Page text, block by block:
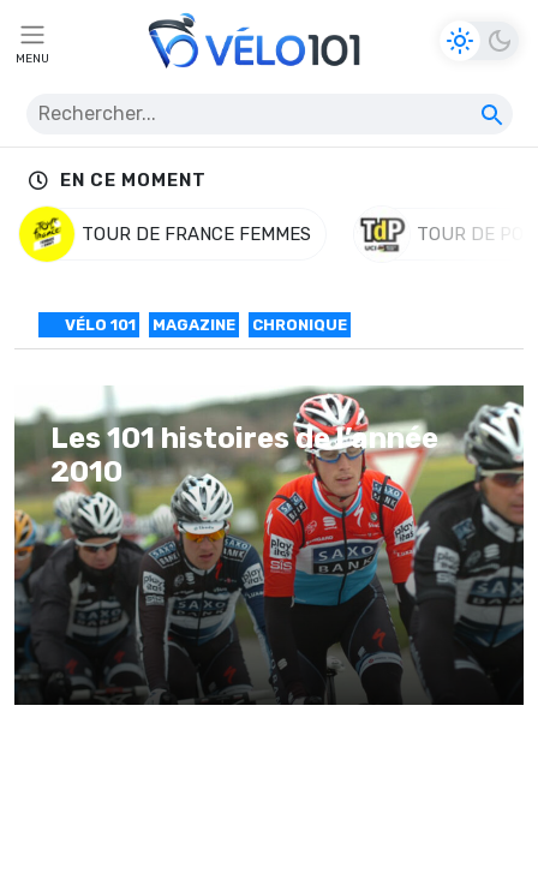
MENU
EN CE MOMENT
TOUR DE FRANCE FEMMES TOUR DE
VÉLO 101 MAGAZINE CHRONIQUE
Les 101 histoires de l’année
2010